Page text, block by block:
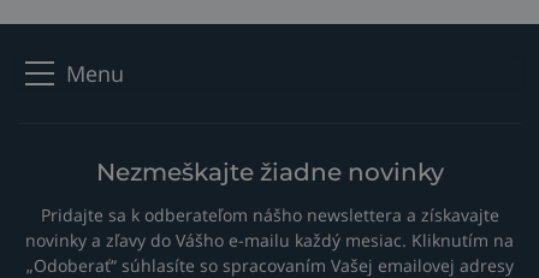
Menu
Nezmeškajte žiadne novinky
Pridajte sa k odberateľom nášho newslettera a získavajte
novinky a zľavy do Vášho e-mailu každý mesiac. Kliknutím na
„Odoberať“ súhlasíte so spracovaním Vašej emailovej adresy